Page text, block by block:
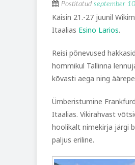
Postitatud september
Käisin 21.-27 juunil
Itaalias Esino Larios.
Reisi põnevused
hommikul Tallinna
kõvasti aega ning
Ümberistumine
Itaalias. Vikirahvast
hoolikalt nimekirja järgi
paljus eriline.